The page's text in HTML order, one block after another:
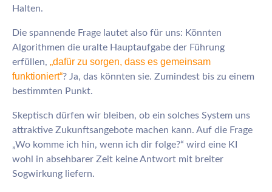
Halten.
Die spannende Frage lautet also für uns: Könnten
Algorithmen die uralte Hauptaufgabe der Führung
erfüllen, „dafür zu sorgen, dass es gemeinsam
funktioniert“? Ja, das könnten sie. Zumindest bis zu einem
bestimmten Punkt.
Skeptisch dürfen wir bleiben, ob ein solches System uns
attraktive Zukunftsangebote machen kann. Auf die Frage
„Wo komme ich hin, wenn ich dir folge?“ wird eine KI
wohl in absehbarer Zeit keine Antwort mit breiter
Sogwirkung liefern.